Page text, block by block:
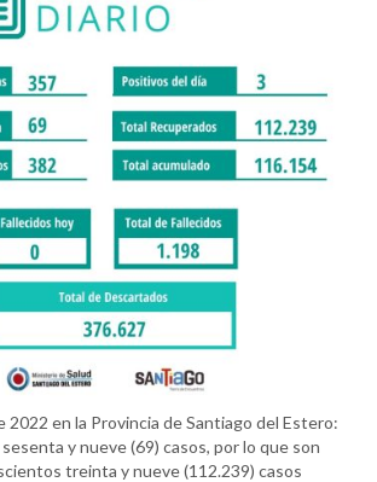
2022 en la Provincia de Santiago del Estero:
y nueve (69) casos, por lo que son
treinta y nueve (112.239) casos